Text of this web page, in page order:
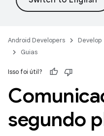
Android Developers Develop
Guias
Isso foi útil?
segundo